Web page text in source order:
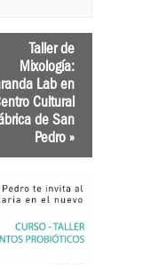
Taller de
Mixología:
Lab en
Cultural
de San
Pedro »